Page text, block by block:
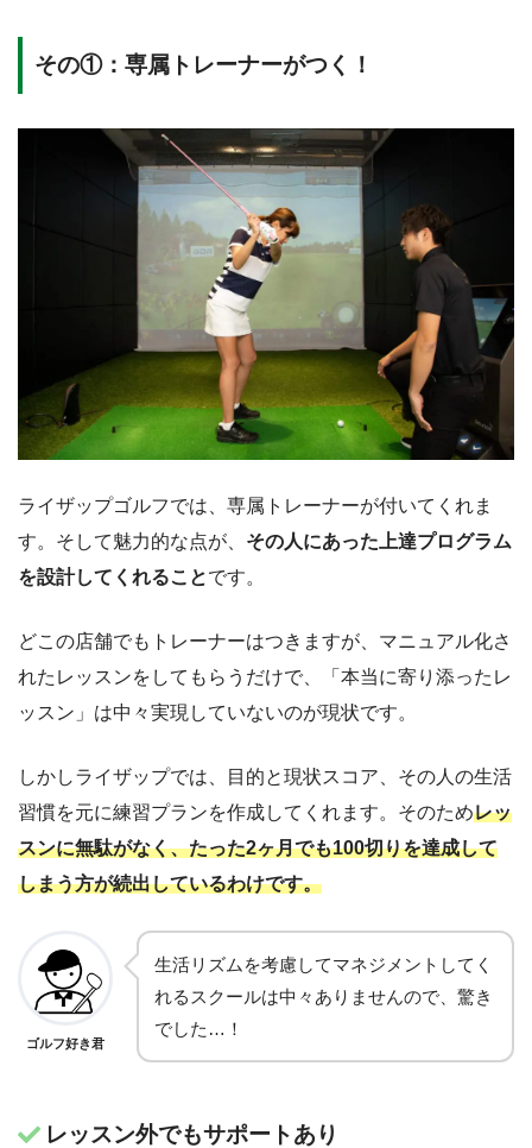
その①：専属トレーナーがつく！
ライザップゴルフでは、専属トレーナーが付いてくれま
す。そして魅力的な点が、 その人にあった上達プログラム
を設計してくれることです。
どこの店舗でもトレーナーはつきますが、マニュアル化さ
れたレッスンをしてもらうだけで、「本当に寄り添ったレ
ッスン」は中々実現していないのが現状です。
しかしライザップでは、目的と現状スコア、その人の生活
習慣を元に練習プランを作成してくれます。そのためレッ
スンに無駄がなく、たった2ヶ月でも100切りを達成して
しまう方が続出しているわけです。
ゴルフ好き君
生活リズムを考慮してマネジメントしてく
れるスクールは中々ありませんので、驚き
でした…！
レッスン外でもサポートあり